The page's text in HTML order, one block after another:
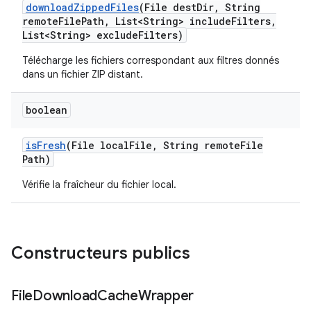
downloadZippedFiles(File destDir, String
remoteFilePath , List<String> includeFilters,
List<String> excludeFilters)
Télécharge les fichiers correspondant aux filtres donnés
dans un fichier ZIP distant.
boolean
isFresh(File localFile , String remoteFile
Path)
Vérifie la fraîcheur du fichier local.
Constructeurs publics
FileDownloadCacheWrapper